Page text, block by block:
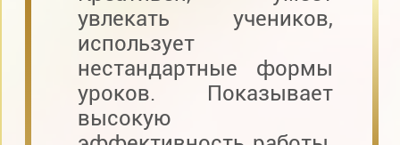
увлекать учеников,
использует
нестандартные формы
уроков. Показывает
высокую